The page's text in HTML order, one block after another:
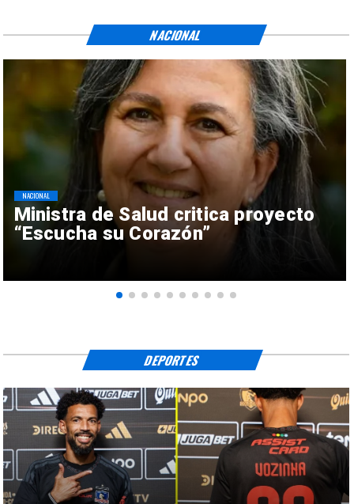
Ministra de Salud critica proyecto
“Escucha su Corazón”
NACIONAL
NACIONAL
DEPORTES